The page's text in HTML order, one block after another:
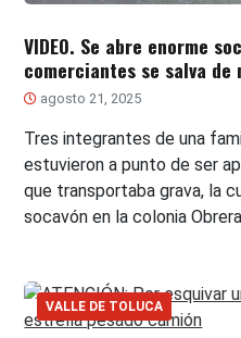
VIDEO. Se abre enorme
comerciantes se salva
agosto 21, 2025
Tres integrantes de una
estuvieron a punto de ser
que transportaba grava, la
socavón en la colonia
VALLE DE TOLUCA